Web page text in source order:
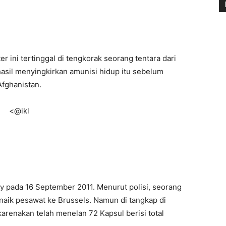
ini tertinggal di tengkorak seorang tentara dari
menyingkirkan amunisi hidup itu sebelum
<@ikl
16 September 2011. Menurut polisi, seorang
pesawat ke Brussels. Namun di tangkap di
telah menelan 72 Kapsul berisi total